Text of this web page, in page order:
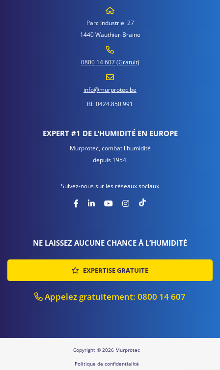
Parc Industriel 27
1440 Wauthier-Braine
0800 14 607 (Gratuit)
info@murprotec.be
BE 0424.850.991
EXPERT #1 DE L’HUMIDITÉ EN EUROPE
Murprotec, combat l'humidité
depuis 1954.
Suivez-nous sur les réseaux sociaux
NE LAISSEZ AUCUNE CHANCE À L’HUMIDITÉ
EXPERTISE GRATUITE
Appelez gratuitement: 0800 14 607
Copyright © 2026 Murprotec
Politique de confidentialité